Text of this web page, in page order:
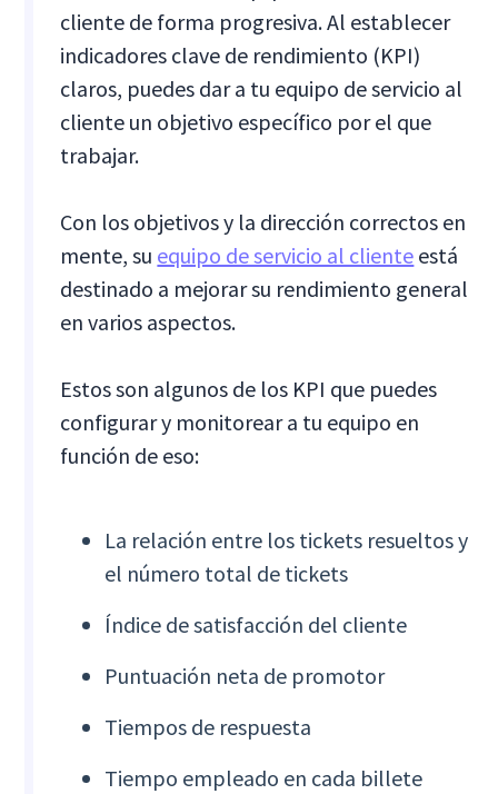
cliente de forma progresiva. Al establecer
indicadores clave de rendimiento (KPI)
claros, puedes dar a tu equipo de servicio al
cliente un objetivo específico por el que
trabajar.
Con los objetivos y la dirección correctos en
mente, su equipo de servicio al cliente está
destinado a mejorar su rendimiento general
en varios aspectos.
Estos son algunos de los KPI que puedes
configurar y monitorear a tu equipo en
función de eso:
La relación entre los tickets resueltos y
el número total de tickets
Índice de satisfacción del cliente
Puntuación neta de promotor
Tiempos de respuesta
Tiempo empleado en cada billete